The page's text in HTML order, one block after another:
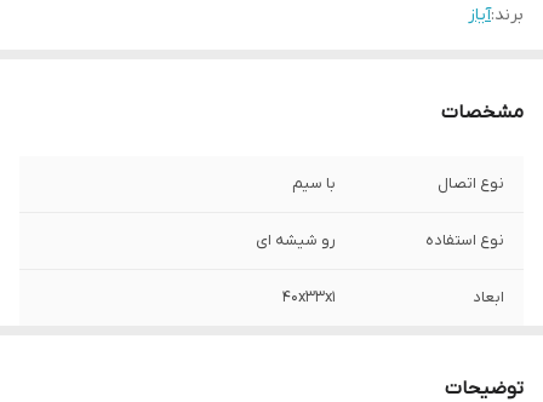
برند:آیاز
مشخصات
نوع اتصال با سیم
نوع استفاده رو شیشه ای
ابعاد 40x33x1
توضیحات